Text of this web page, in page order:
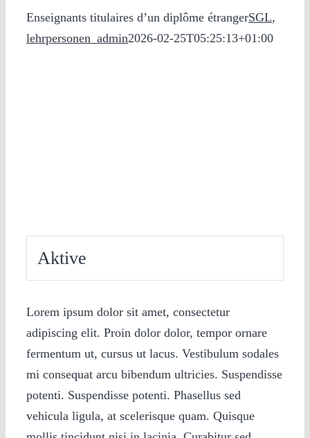
Enseignants titulaires d’un diplôme étrangerSGL,
lehrpersonen_admin2026-02-25T05:25:13+01:00
Aktive
Lorem ipsum dolor sit amet, consectetur
adipiscing elit. Proin dolor dolor, tempor ornare
fermentum ut, cursus ut lacus. Vestibulum sodales
mi consequat arcu bibendum ultricies. Suspendisse
potenti. Suspendisse potenti. Phasellus sed
vehicula ligula, at scelerisque quam. Quisque